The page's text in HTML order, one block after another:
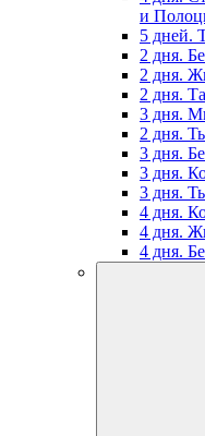
и
5 дней.
2 дня.
2 дня.
2 дня.
3 дня.
2 дня.
3 дня.
3 дня.
3 дня.
4 дня.
4 дня.
4 дня.